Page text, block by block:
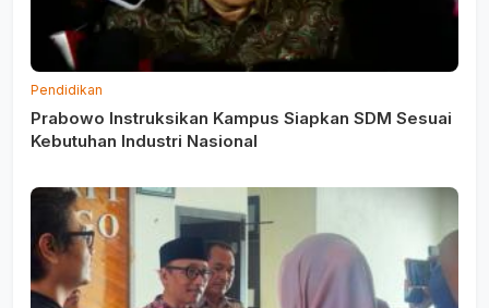
Pendidikan
Prabowo Instruksikan Kampus Siapkan SDM Sesuai
Kebutuhan Industri Nasional